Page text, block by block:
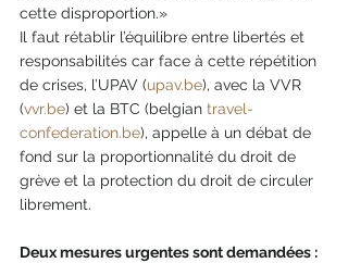
cette disproportion.»
Il faut rétablir l’équilibre entre libertés et
responsabilités car face à cette répétition
de crises, l’UPAV (upav.be), avec la VVR
(vvr.be) et la BTC (belgian travel-
confederation.be), appelle à un débat de
fond sur la proportionnalité du droit de
grève et la protection du droit de circuler
librement.
Deux mesures urgentes sont demandées :